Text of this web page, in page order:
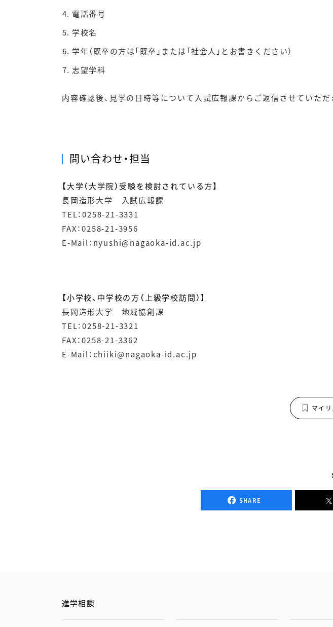
電話番号
学校名
学年（既卒の方は「既卒」または「社会人」とお書きください）
志望学科
内容確認後、見学の日時等について入試広報課からご返信させていただ
問い合わせ・担当
【大学（大学院）受験を検討されている方】
長岡造形大学 入試広報課
TEL：0258-21-3331
FAX：0258-21-3956
E-Mail：nyushi@nagaoka-id.ac.jp
【小学校、中学校の方（上級学校訪問）】
長岡造形大学 地域協創課
TEL：0258-21-3321
FAX：0258-21-3362
E-Mail：chiiki@nagaoka-id.ac.jp
マイ
SHARE
進学相談